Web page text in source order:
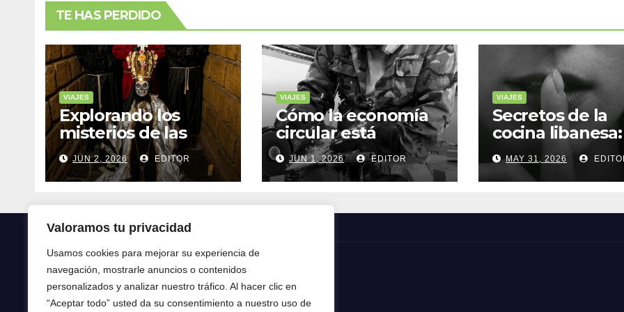
Valoramos tu privacidad
Usamos cookies para mejorar su experiencia de
navegación, mostrarle anuncios o contenidos
personalizados y analizar nuestro tráfico. Al hacer clic en
“Aceptar todo” usted da su consentimiento a nuestro uso de
TE HAS PERDIDO
VIAJES
Explorando los
misterios de las
ruinas mayas en la
selva de Yucatán
JUN 2, 2026 EDITOR
VIAJES
Cómo la economía
circular está
transformando la
moda sostenible
JUN 1, 2026 EDITOR
VIAJES
Secretos de la
cocina libanesa:
sabores que
cuentan
MAY 31, 2026
Crónica24